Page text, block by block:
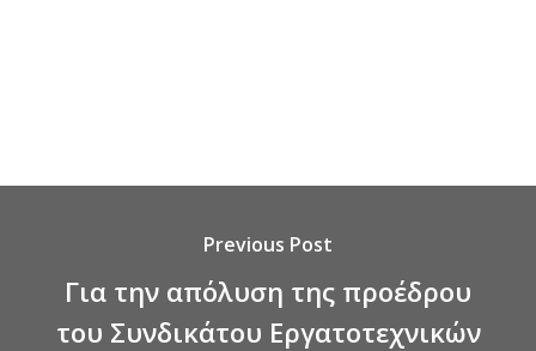
Previous Post
Για την απόλυση της προέδρου
του Συνδικάτου Εργατοτεχνικών